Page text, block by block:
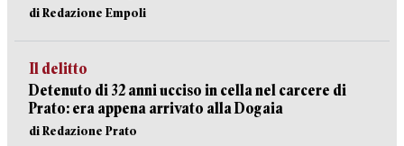
di Redazione Empoli
Il delitto
Detenuto di 32 anni ucciso in cella nel carcere di
Prato: era appena arrivato alla Dogaia
di Redazione Prato